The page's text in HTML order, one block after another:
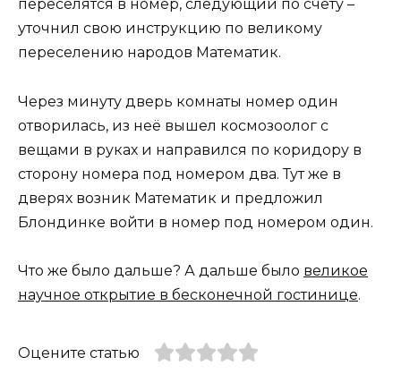
переселятся в номер, следующий по счету –
уточнил свою инструкцию по великому
переселению народов Математик.
Через минуту дверь комнаты номер один
отворилась, из неё вышел космозоолог с
вещами в руках и направился по коридору в
сторону номера под номером два. Тут же в
дверях возник Математик и предложил
Блондинке войти в номер под номером один.
Что же было дальше? А дальше было великое
научное открытие в бесконечной гостинице.
Оцените статью